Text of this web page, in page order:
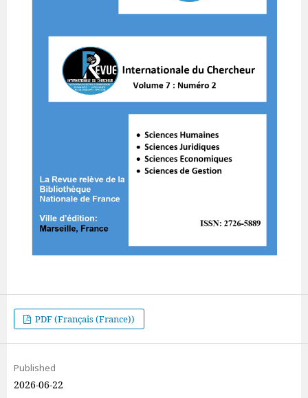
PDF (Français (France))
Published
2026-06-22